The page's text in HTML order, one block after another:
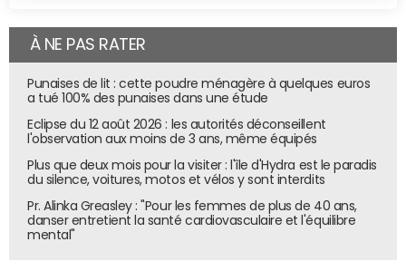
À NE PAS RATER
Punaises de lit : cette poudre ménagère à quelques euros
a tué 100% des punaises dans une étude
Eclipse du 12 août 2026 : les autorités déconseillent
l'observation aux moins de 3 ans, même équipés
Plus que deux mois pour la visiter : l'île d'Hydra est le paradis
du silence, voitures, motos et vélos y sont interdits
Pr. Alinka Greasley : "Pour les femmes de plus de 40 ans,
danser entretient la santé cardiovasculaire et l'équilibre
mental"